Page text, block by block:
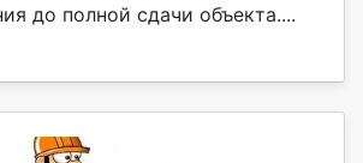
до полной сдачи объекта....